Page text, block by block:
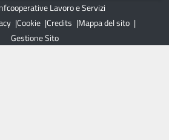
Lavoro e Servizi
Cookie Credits Mappa del sito
Gestione Sito